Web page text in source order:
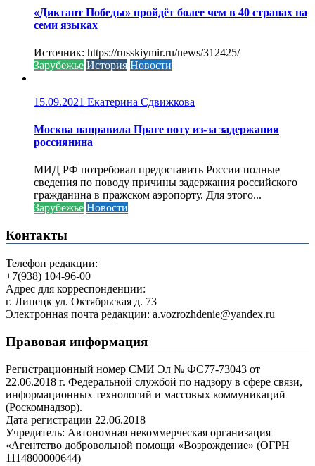
«Диктант Победы» пройдёт более чем в 40 странах на
семи языках
Источник: https://russkiymir.ru/news/312425/
Зарубежье История Новости
15.09.2021 Екатерина Сдвижкова
Москва направила Праге ноту из-за задержания
россиянина
МИД РФ потребовал предоставить России полные
сведения по поводу причины задержания российского
гражданина в пражском аэропорту. Для этого...
Зарубежье Новости
Контакты
Телефон редакции:
+7(938) 104-96-00
Адрес для корреспонденции:
г. Липецк ул. Октябрьская д. 73
Электронная почта редакции: a.vozrozhdenie@yandex.ru
Правовая информация
Регистрационный номер СМИ Эл № ФС77-73043 от
22.06.2018 г. Федеральной службой по надзору в сфере связи,
информационных технологий и массовых коммуникаций
(Роскомнадзор).
Дата регистрации 22.06.2018
Учредитель: Автономная некоммерческая организация
«Агентство добровольной помощи «Возрождение» (ОГРН
1114800000644)